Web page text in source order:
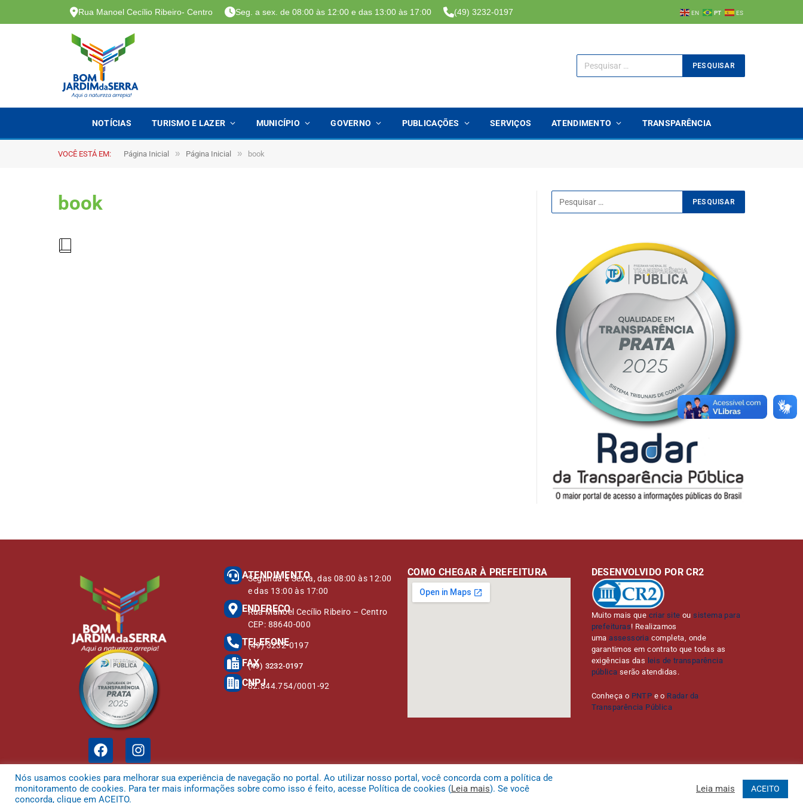
Rua Manoel Cecílio Ribeiro- Centro Seg. a sex. de 08:00 às 12:00 e das 13:00 às 17:00 (49) 3232-0197 EN PT ES
NOTÍCIAS TURISMO E LAZER MUNICÍPIO GOVERNO PUBLICAÇÕES SERVIÇOS ATENDIMENTO TRANSPARÊNCIA
VOCÊ ESTÁ EM: Página Inicial » Página Inicial » book
book
ATENDIMENTO
Segunda à Sexta, das 08:00 às 12:00
e das 13:00 às 17:00
ENDEREÇO
Rua Manoel Cecílio Ribeiro – Centro
CEP: 88640-000
TELEFONE
(49) 3232-0197
FAX
(49) 3232-0197
CNPJ
82.844.754/0001-92
COMO CHEGAR À PREFEITURA DESENVOLVIDO POR CR2
Muito mais que criar site ousistema para
prefeituras! Realizamos
umaassessoria completa, onde
garantimos em contrato que todas as
exigências das leis de transparência
pública serão atendidas.
Conheça o PNTP e o Radar da
Transparência Pública
Todos os direitos reservados a Prefeitura Municipal de Bom Jardim da Serra.
Nós usamos cookies para melhorar sua experiência de navegação no portal. Ao utilizar nosso portal, você concorda com a política de
monitoramento de cookies. Para ter mais informações sobre como isso é feito, acesse Política de cookies (Leia mais). Se você
concorda, clique em ACEITO.
Leia mais ACEITO